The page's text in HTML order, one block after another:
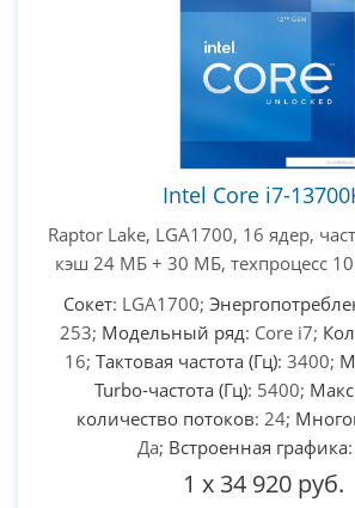
PC-Arena на карте Москвы — Яндекс
Intel Core i7-
Raptor Lake, LGA1700, 16 ядер,
кэш 24 МБ + 30 МБ, техпроцесс
Сокет: LGA1700;
253; Модельный ряд: Core i7;
16; Тактовая частота (Гц): 3400;
Turbo-частота (Гц): 5400;
количество потоков: 24;
Да; Встроенная графика
1 x 34 920 руб.